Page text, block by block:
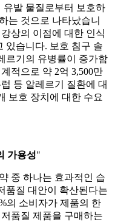
발 물질로부터 보호하
는 것으로 나타났습니
상의 이점에 대한 인식
있습니다. 보호 침구 솔
르기의 유병률이 증가함
적으로 약 2억 3,500만
등 알레르기 질환에 대
보호 장치에 대한 수요
가용성"
중 하나는 효과적인 습
품질 대안이 확산된다는
의 소비자가 제품의 한
품질 제품을 구매하는